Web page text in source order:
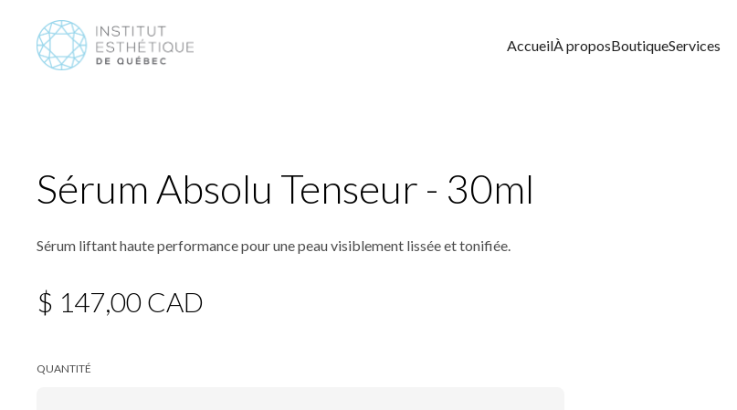
AccueilÀ proposBoutiqueServices
Sérum Absolu Tenseur - 30ml
Sérum liftant haute performance pour une peau visiblement lissée et tonifiée.
$ 147,00 CAD
QUANTITÉ